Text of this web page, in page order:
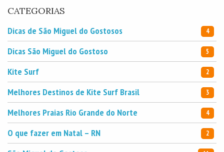
CATEGORIAS
Dicas de São Miguel do Gostosos
4
Dicas São Miguel do Gostoso 5
Kite Surf 2
Melhores Destinos de Kite Surf Brasil 3
Melhores Praias Rio Grande do Norte 4
O que fazer em Natal – RN 2